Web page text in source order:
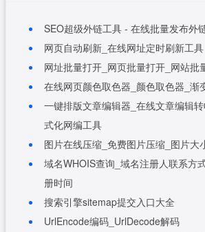
SEO超级外链工具 - 在线批量发布外
网页自动刷新_在线网址定时刷新工具
网址批量打开_网页批量打开_网站批
在线网页颜色取色器_颜色取色器_渐
一键排版文章编辑器_在线文章编辑
式化网编工具
图片在线压缩_免费图片压缩_图片大
域名WHOIS查询_域名注册人联系方
册时间
搜索引擎sitemap提交入口大全
UrlEncode编码_UrlDecode解码